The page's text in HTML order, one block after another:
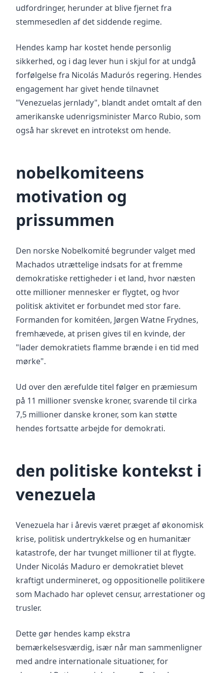
udfordringer, herunder at blive fjernet fra
stemmesedlen af det siddende regime.
Hendes kamp har kostet hende personlig
sikkerhed, og i dag lever hun i skjul for at undgå
forfølgelse fra Nicolás Madurós regering. Hendes
engagement har givet hende tilnavnet
"Venezuelas jernlady", blandt andet omtalt af den
amerikanske udenrigsminister Marco Rubio, som
også har skrevet en introtekst om hende.
nobelkomiteens
motivation og
prissummen
Den norske Nobelkomité begrunder valget med
Machados utrættelige indsats for at fremme
demokratiske rettigheder i et land, hvor næsten
otte millioner mennesker er flygtet, og hvor
politisk aktivitet er forbundet med stor fare.
Formanden for komitéen, Jørgen Watne Frydnes,
fremhævede, at prisen gives til en kvinde, der
"lader demokratiets flamme brænde i en tid med
mørke".
Ud over den ærefulde titel følger en præmiesum
på 11 millioner svenske kroner, svarende til cirka
7,5 millioner danske kroner, som kan støtte
hendes fortsatte arbejde for demokrati.
den politiske kontekst i
venezuela
Venezuela har i årevis været præget af økonomisk
krise, politisk undertrykkelse og en humanitær
katastrofe, der har tvunget millioner til at flygte.
Under Nicolás Maduro er demokratiet blevet
kraftigt undermineret, og oppositionelle politikere
som Machado har oplevet censur, arrestationer og
trusler.
Dette gør hendes kamp ekstra
bemærkelsesværdig, især når man sammenligner
med andre internationale situationer, for